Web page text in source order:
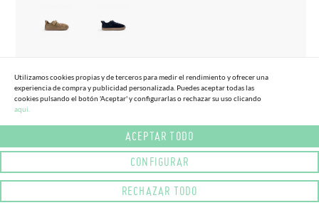
ZAPATILLAS BLANDITOS SERRAJE
65,
Utilizamos cookies propias y de terceros para medir el rendimiento y ofrecer una
experiencia de compra y publicidad personalizada. Puedes aceptar todas las
cookies pulsando el botón 'Aceptar' y configurarlas o rechazar su uso clicando
aqui.
ACEPTAR TODO
CONFIGURAR
RECHAZAR TODO